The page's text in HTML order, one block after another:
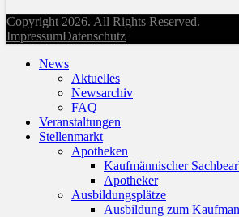
Copyright 2026. All Rights Reserved.
ImpressumDatenschutz
News
Aktuelles
Newsarchiv
FAQ
Veranstaltungen
Stellenmarkt
Apotheken
Kaufmännischer
Apotheker
Ausbildungsplätze
Ausbildung zum